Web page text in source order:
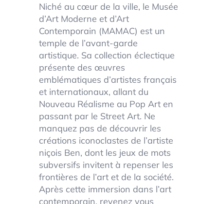
Niché au cœur de la ville, le Musée
d’Art Moderne et d’Art
Contemporain (MAMAC) est un
temple de l’avant-garde
artistique. Sa collection éclectique
présente des œuvres
emblématiques d’artistes français
et internationaux, allant du
Nouveau Réalisme au Pop Art en
passant par le Street Art. Ne
manquez pas de découvrir les
créations iconoclastes de l’artiste
niçois Ben, dont les jeux de mots
subversifs invitent à repenser les
frontières de l’art et de la société.
Après cette immersion dans l’art
contemporain, revenez vous